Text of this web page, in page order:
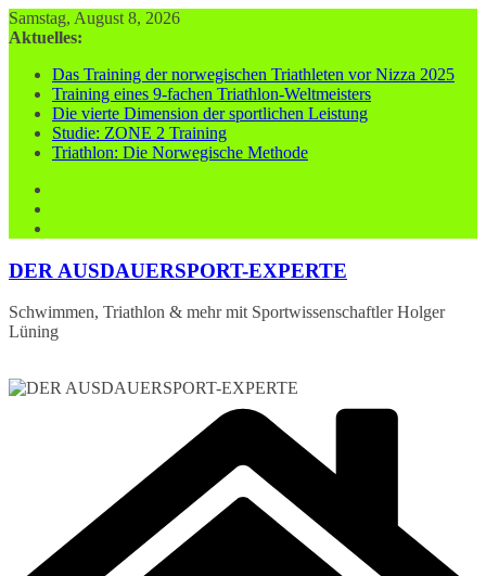
Zum
Inhalt
Samstag, August 8, 2026
Aktuelles:
Das Training der norwegischen Triathleten vor Nizza 2025
Training eines 9-fachen Triathlon-Weltmeisters
Die vierte Dimension der sportlichen Leistung
Studie: ZONE 2 Training
Triathlon: Die Norwegische Methode
DER AUSDAUERSPORT-EXPERTE
Schwimmen, Triathlon & mehr mit Sportwissenschaftler Holger
Lüning